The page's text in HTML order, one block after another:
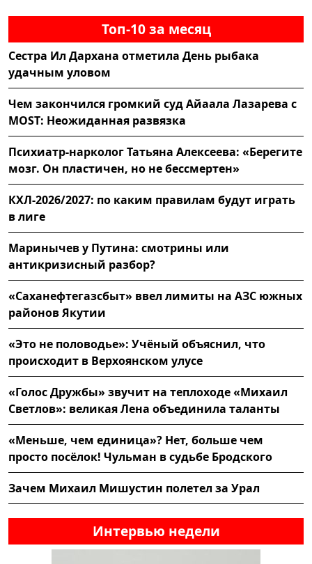
Топ-10 за месяц
Сестра Ил Дархана отметила День рыбака
удачным уловом
Чем закончился громкий суд Айаала Лазарева с
MOST: Неожиданная развязка
Психиатр-нарколог Татьяна Алексеева: «Берегите
мозг. Он пластичен, но не бессмертен»
КХЛ-2026/2027: по каким правилам будут играть
в лиге
Маринычев у Путина: смотрины или
антикризисный разбор?
«Саханефтегазсбыт» ввел лимиты на АЗС южных
районов Якутии
«Это не половодье»: Учёный объяснил, что
происходит в Верхоянском улусе
«Голос Дружбы» звучит на теплоходе «Михаил
Светлов»: великая Лена объединила таланты
«Меньше, чем единица»? Нет, больше чем
просто посёлок! Чульман в судьбе Бродского
Зачем Михаил Мишустин полетел за Урал
Интервью недели